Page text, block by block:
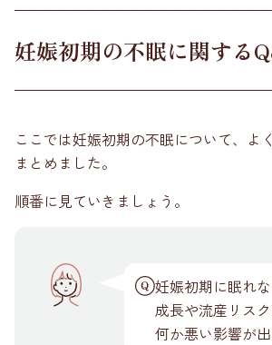
妊娠初期の不眠に関する
ここでは妊娠初期の不眠について、よ
まとめました。
順番に見ていきましょう。
妊娠初期に眠れ
成長や流産リスク
何か悪い影響が